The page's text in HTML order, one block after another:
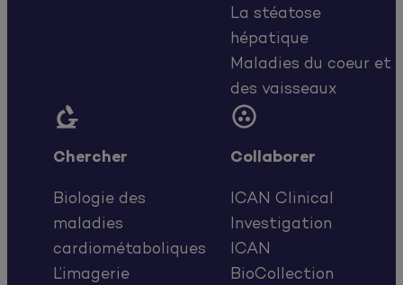
La stéatose
hépatique
Maladies du coeur et
des vaisseaux

Chercher
Biologie des
maladies
cardiométaboliques
L’imagerie

Collaborer
ICAN Clinical
Investigation
ICAN
BioCollection